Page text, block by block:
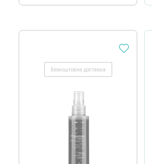
Безкоштовна доставка